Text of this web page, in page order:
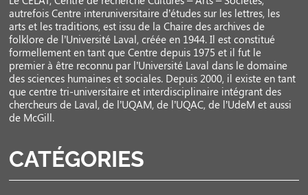
autrefois Centre interuniversitaire d’études sur les lettres, les
arts et les traditions, est issu de la Chaire des archives de
folklore de l’Université Laval, créée en 1944. Il est constitué
formellement en tant que Centre depuis 1975 et il fut le
premier à être reconnu par l’Université Laval dans le domaine
des sciences humaines et sociales. Depuis 2000, il existe en tant
que centre tri-universitaire et interdisciplinaire intégrant des
chercheurs de Laval, de l’UQAM, de l’UQAC, de l’UdeM et aussi
de McGill.
CATÉGORIES